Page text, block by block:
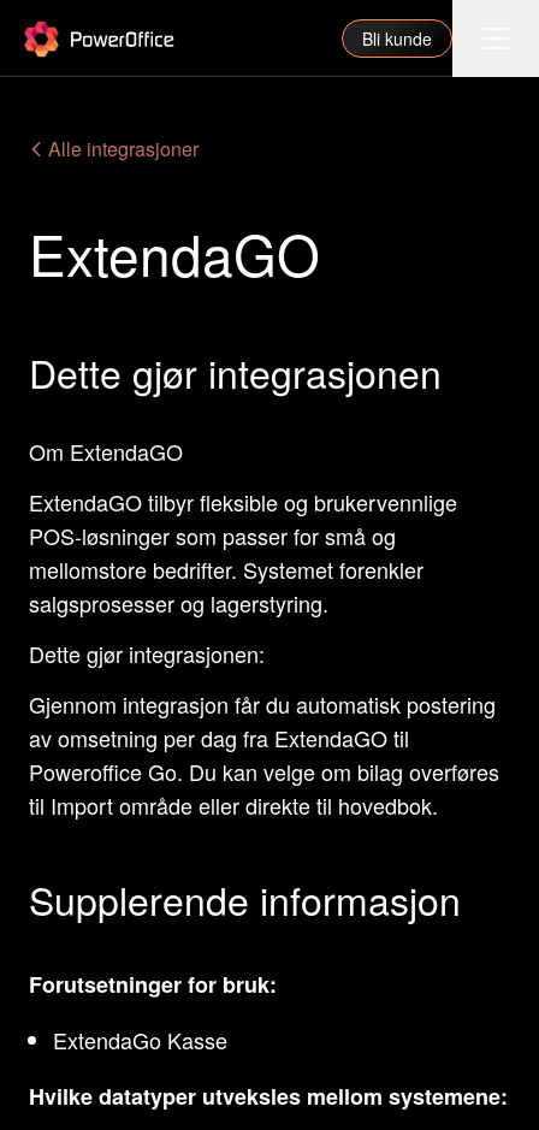
PowerOffice Bli kunde
Funksjoner
Priser
Våre partnere
Om oss
Support
Logg inn
Alle integrasjoner
ExtendaGO
Dette gjør integrasjonen
Om ExtendaGO
ExtendaGO tilbyr fleksible og brukervennlige
POS-løsninger som passer for små og
mellomstore bedrifter. Systemet forenkler
salgsprosesser og lagerstyring.
Dette gjør integrasjonen:
Gjennom integrasjon får du automatisk postering
av omsetning per dag fra ExtendaGO til
Poweroffice Go. Du kan velge om bilag overføres
til Import område eller direkte til hovedbok.
Supplerende informasjon
Forutsetninger for bruk:
ExtendaGo Kasse
Hvilke datatyper utveksles mellom systemene: